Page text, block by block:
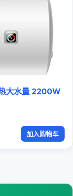
大水量 2200W
加入购物车